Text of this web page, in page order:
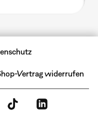
Vertrag widerrufen